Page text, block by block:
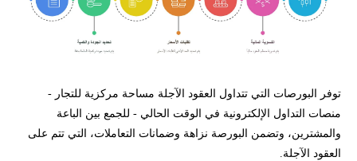
توفر البورصات التي تتداول العقود الآجلة مساحة مركزية للتجار -
منصات التداول الإلكترونية في الوقت الحالي - للجمع بين الباعة
والمشترين، وتضمن البورصة نزاهة وضمانات التعاملات، التي تتم على
العقود الآجلة.